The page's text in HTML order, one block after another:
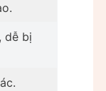
dễ bị